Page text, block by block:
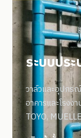
ระบบปร
วาล์วและอุปกร
อาคารและโรง
TOYO,